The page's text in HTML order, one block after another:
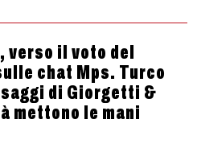
verso il voto del
chat Mps. Turco
di Giorgetti &
mettono le mani